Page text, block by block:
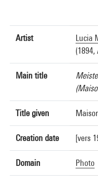
Artist
Lucia
Main title
Title given
Creation date [vers
Domain Photo